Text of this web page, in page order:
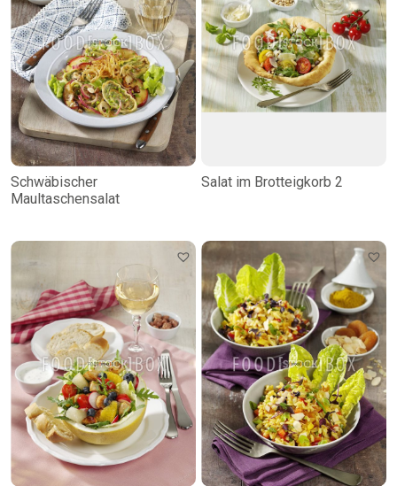
Schwäbischer
Maultaschensalat
Salat im Brotteigkorb 2